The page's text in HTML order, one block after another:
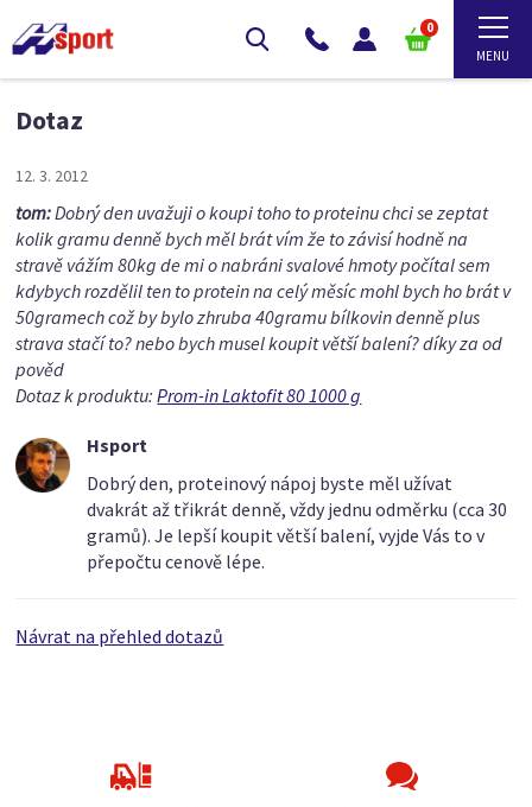
0
Dotaz
12. 3. 2012
tom:Dobrý den uvažuji o koupi toho to proteinu chci se zeptat
kolik gramu denně bych měl brát vím že to závisí hodně na
stravě vážím 80kg de mi o nabráni svalové hmoty počítal sem
kdybych rozdělil ten to protein na celý měsíc mohl bych ho brát v
50gramech což by bylo zhruba 40gramu bílkovin denně plus
strava stačí to? nebo bych musel koupit větší balení? díky za od
pověd
Dotaz k produktu:Prom-in Laktofit 80 1000 g
Hsport
Dobrý den, proteinový nápoj byste měl užívat
dvakrát až třikrát denně, vždy jednu odměrku (cca 30
gramů). Je lepší koupit větší balení, vyjde Vás to v
přepočtu cenově lépe.
Návrat na přehled dotazů